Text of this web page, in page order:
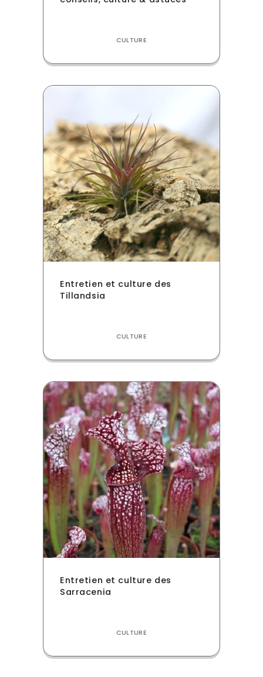
CULTURE
Entretien et culture des
Tillandsia
CULTURE
Entretien et culture des
Sarracenia
CULTURE